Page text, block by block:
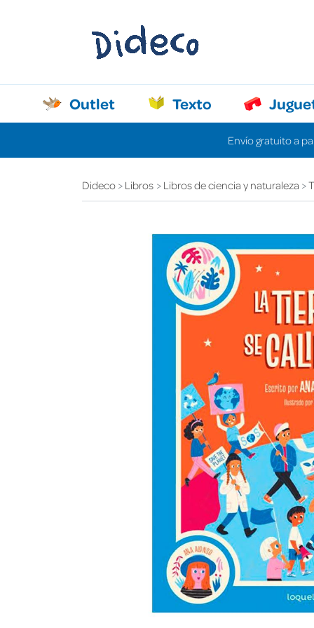
Outlet Texto
Envío gratuito a
Dideco Libros Libros de ciencia y naturaleza